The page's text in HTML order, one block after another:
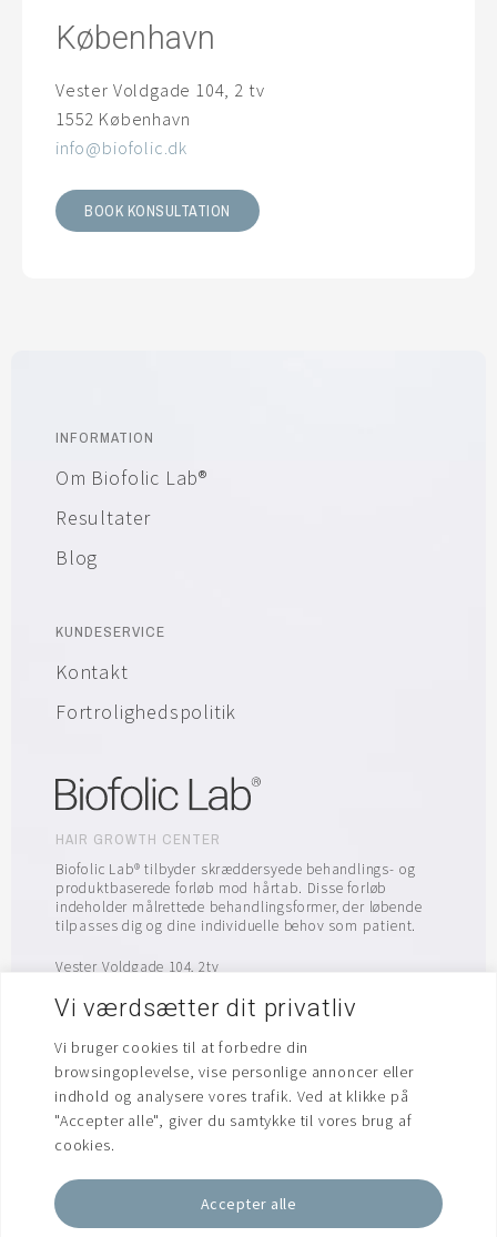
Vi værdsætter dit privatliv
Vi bruger cookies til at forbedre din
browsingoplevelse, vise personlige annoncer eller
indhold og analysere vores trafik. Ved at klikke på
"Accepter alle", giver du samtykke til vores brug af
cookies.
Accepter alle
København
Vester Voldgade 104, 2 tv
1552 København
info@biofolic.dk
BOOK KONSULTATION
INFORMATION
Om Biofolic Lab®
Resultater
Blog
KUNDESERVICE
Kontakt
Fortrolighedspolitik
HAIR GROWTH CENTER
Biofolic Lab® tilbyder skræddersyede behandlings- og
produktbaserede forløb mod hårtab. Disse forløb
indeholder målrettede behandlingsformer, der løbende
tilpasses dig og dine individuelle behov som patient.
Vester Voldgade 104, 2tv
Biofolic Lab® 2026. Alle rettigheder forbeholdes